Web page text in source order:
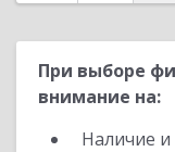
При выборе
внимание на:
Наличие и